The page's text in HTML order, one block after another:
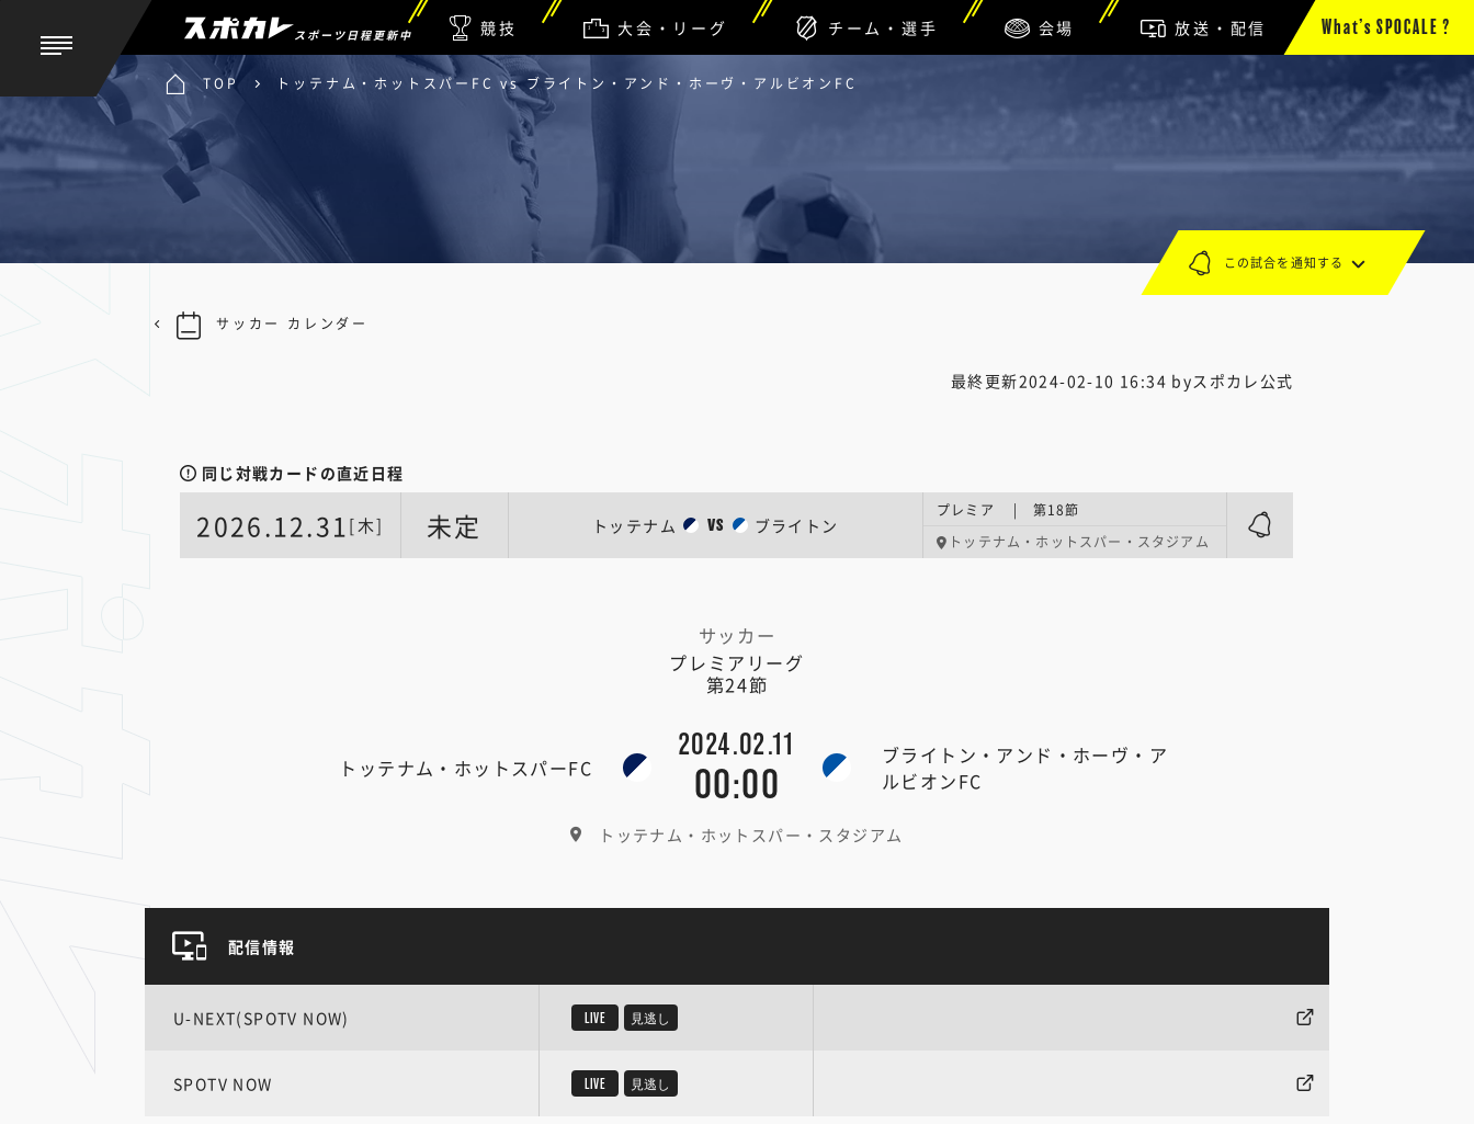
スポーツ日程更新中 競技 大会・リーグ チーム・選手 会場 放送・配信 What’s SPOCALE ?
TOP トッテナム・ホットスパーFC vs ブライトン・アンド・ホーヴ・アルビオンFC
最終更新2024-02-10 16:34 byスポカレ公式
同じ対戦カードの直近日程
2026.12.31 [木] 未定 トッテナム VS ブライトン
プレミア | 第18節
トッテナム・ホットスパー・スタジアム
サッカー
プレミアリーグ
第24節
トッテナム・ホットスパーFC
2024.02.11
00:00
ブライトン・アンド・ホーヴ・ア
ルビオンFC
トッテナム・ホットスパー・スタジアム
この試合を通知する
サッカー カレンダー
配信情報
U-NEXT(SPOTV NOW) LIVE 見逃し
SPOTV NOW LIVE 見逃し